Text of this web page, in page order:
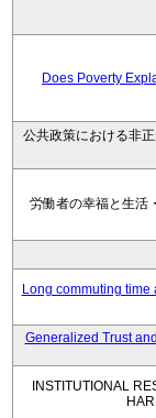
Does Poverty
公共政策における非
労働者の幸福と生活
Long commuting
Generalized Trust
INSTITUTIONAL